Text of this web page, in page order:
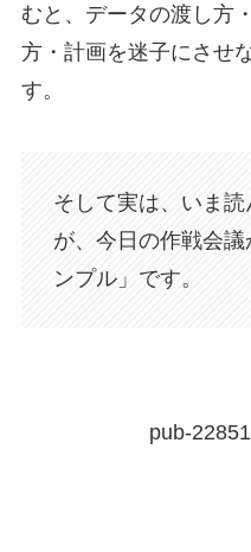
むと、データの渡し方
方・計画を迷子にさせ
す。
そして実は、いま
が、今日の作戦会
ンプル」です。
pub-